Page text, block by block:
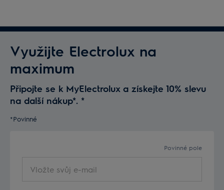
Využijte Electrolux na
maximum
Připojte se k MyElectrolux a získejte 10% slevu
na další nákup*. *
*Povinné
Povinné pole
svůj